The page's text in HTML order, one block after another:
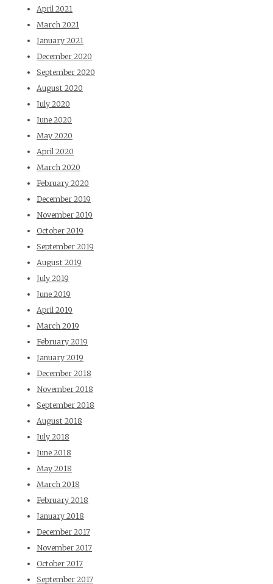
April 2021
March 2021
January 2021
December 2020
September 2020
August 2020
July 2020
June 2020
May 2020
April 2020
March 2020
February 2020
December 2019
November 2019
October 2019
September 2019
August 2019
July 2019
June 2019
April 2019
March 2019
February 2019
January 2019
December 2018
November 2018
September 2018
August 2018
July 2018
June 2018
May 2018
March 2018
February 2018
January 2018
December 2017
November 2017
October 2017
September 2017